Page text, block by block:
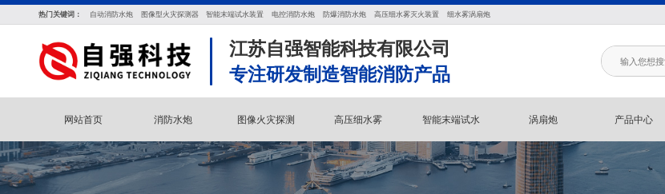
热门关键词： 自动消防水炮 图像型火灾探测器 智能末端试水装置 电控消防水炮 防爆消防水炮 高压细水雾灭火装置 细水雾涡扇炮
江苏自强智能科技有限公司
专注研发制造智能消防产品
网站首页 消防水炮 图像火灾探测 高压细水雾 智能末端试水 涡扇炮 产品中心